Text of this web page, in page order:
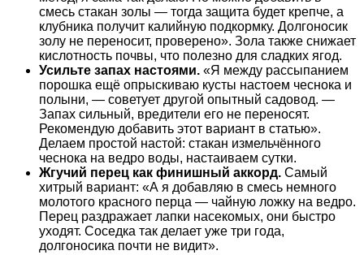
смесь стакан золы — тогда защита будет крепче, а
клубника получит калийную подкормку. Долгоносик
золу не переносит, проверено». Зола также снижает
кислотность почвы, что полезно для сладких ягод.
Усильте запах настоями. «Я между рассыпанием
порошка ещё опрыскиваю кусты настоем чеснока и
полыни, — советует другой опытный садовод. —
Запах сильный, вредители его не переносят.
Рекомендую добавить этот вариант в статью».
Делаем простой настой: стакан измельчённого
чеснока на ведро воды, настаиваем сутки.
Жгучий перец как финишный аккорд. Самый
хитрый вариант: «А я добавляю в смесь немного
молотого красного перца — чайную ложку на ведро.
Перец раздражает лапки насекомых, они быстро
уходят. Соседка так делает уже три года,
долгоносика почти не видит».